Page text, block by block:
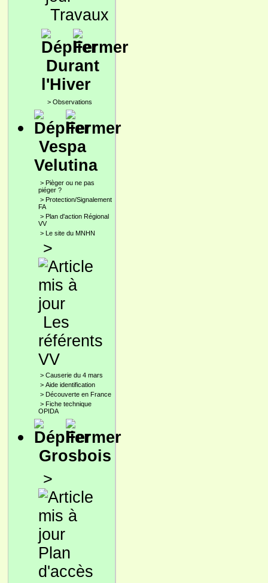
Travaux
Durant
l'Hiver
> Observations
Vespa
Velutina
> Pièger ou ne pas
piéger ?
> Protection/Signalement
FA
> Plan d'action Régional
VV
> Le site du MNHN
>
Les
référents
VV
> Causerie du 4 mars
> Aide identification
> Découverte en France
> Fiche technique
OPIDA
Grosbois
>
Plan
d'accès